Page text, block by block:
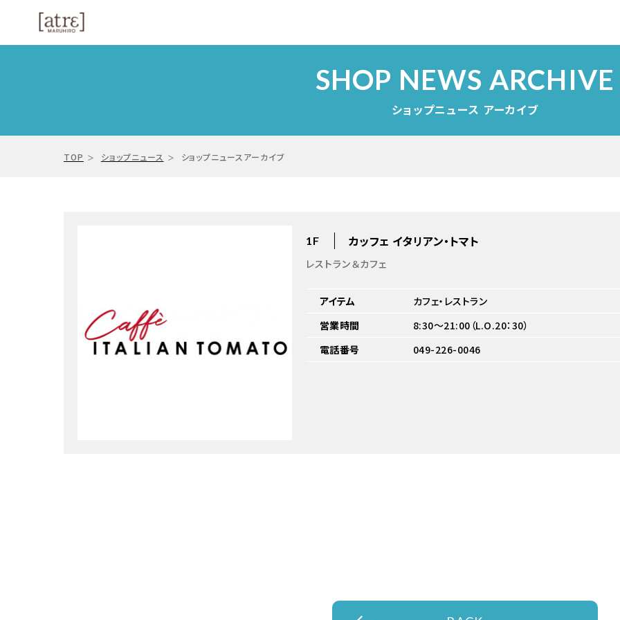
SHOP NEWS ARCHIVE
ショップニュース アーカイブ
TOP ショップニュース ショップニュースアーカイブ
1F カッフェ イタリアン・トマト
レストラン＆カフェ
アイテム
カフェ・レストラン
営業時間
8:30～21:00（L.O.20：30）
電話番号
049-226-0046